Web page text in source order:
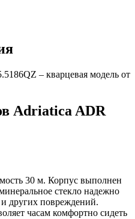
– кварцевая модель от
Adriatica ADR
30 м. Корпус выполнен
стекло надежно
других повреждений.
часам комфортно сидеть